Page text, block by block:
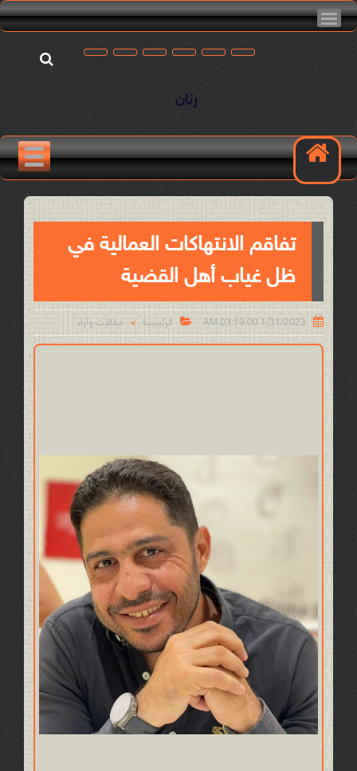
رنان
تفاقم الانتهاكات العمالية في
ظل غياب أهل القضية

1/31/2023 03:19:00 AM
 الرئيسية > مقالات وآراء